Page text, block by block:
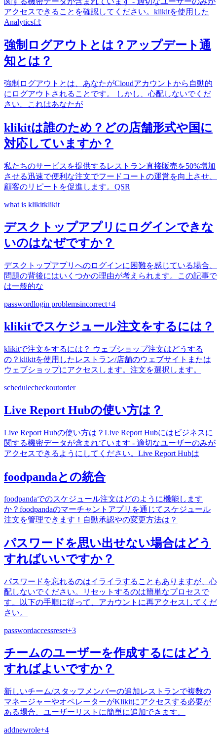
アクセスできることを確認してください。klikitを使用した
Analyticsは
強制ログアウトとは？アップデート通
知とは？
強制ログアウトとは、あなたがCloudアカウントから自動的
にログアウトされることです。 しかし、心配しないでくだ
さい。これはあなたが
klikitは誰のため？どの店舗形式や国に
対応していますか？
私たちのサービスを提供するレストラン直接販売を50%増加
させる迅速で便利な注文でフードコートの運営を向上させ、
顧客のリピートを促進します。QSR
what is klikitklikit
デスクトップアプリにログインできな
いのはなぜですか？
デスクトップアプリへのログインに困難を感じている場合、
問題の背後にはいくつかの理由が考えられます。この記事で
は一般的な
passwordlogin problemsincorrect+4
klikitでスケジュール注文をするには？
klikitで注文をするには？ ウェブショップ注文はどうする
の？klikitを使用したレストラン/店舗のウェブサイトまたは
ウェブショップにアクセスします。注文を選択します。
schedulecheckoutorder
Live Report Hubの使い方は？
Live Report Hubの使い方は？Live Report Hubにはビジネスに
関する機密データが含まれています - 適切なユーザーのみが
アクセスできるようにしてください。Live Report Hubは
foodpandaとの統合
foodpandaでのスケジュール注文はどのように機能します
か？foodpandaのマーチャントアプリを通じてスケジュール
注文を管理できます！自動承認やの変更方法は？
パスワードを思い出せない場合はどう
すればいいですか？
パスワードを忘れるのはイライラすることもありますが、心
配しないでください。リセットするのは簡単なプロセスで
す。以下の手順に従って、アカウントに再アクセスしてくだ
さい。
passwordaccessreset+3
チームのユーザーを作成するにはどう
すればよいですか？
新しいチーム/スタッフメンバーの追加レストランで複数の
マネージャーやオペレーターがKlikitにアクセスする必要が
ある場合、ユーザーリストに簡単に追加できます。
addnewrole+4